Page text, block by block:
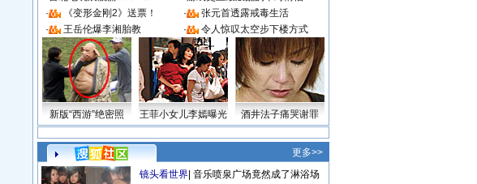
·
《变形金刚2》送票！ ·
张元首透露戒毒生活
·
王岳伦爆李湘胎教 · 令人惊叹太空步下楼方式
新版“西游”绝密照 王菲小女儿李嫣曝光 酒井法子痛哭谢罪
更多>>
镜头看世界 音乐喷泉广场竟然成了淋浴场